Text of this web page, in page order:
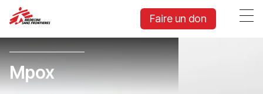
Faire un don
Mpox